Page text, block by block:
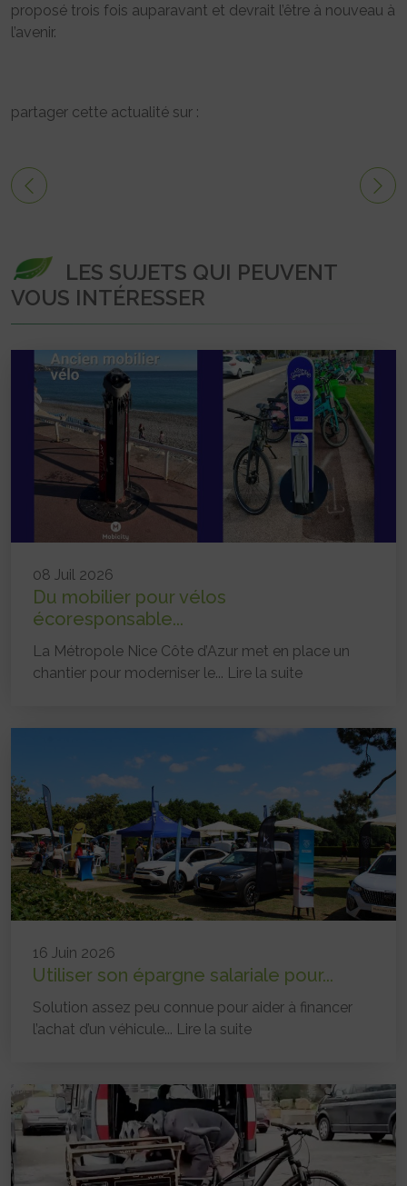
proposé trois fois auparavant et devrait l’être à nouveau à
l’avenir.
partager cette actualité sur :
LES SUJETS QUI PEUVENT
VOUS INTÉRESSER
08 Juil 2026
Du mobilier pour vélos
écoresponsable...
La Métropole Nice Côte d’Azur met en place un
chantier pour moderniser le... Lire la suite
16 Juin 2026
Utiliser son épargne salariale pour...
Solution assez peu connue pour aider à financer
l’achat d’un véhicule... Lire la suite